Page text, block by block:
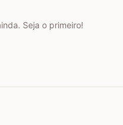
Seja o primeiro!